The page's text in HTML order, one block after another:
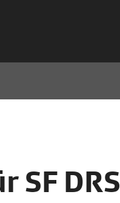
SF DRS